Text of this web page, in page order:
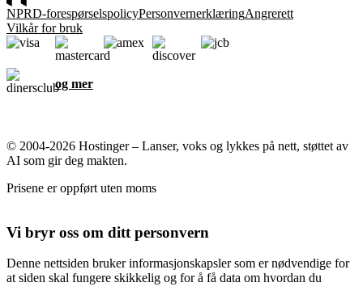
NPRD-forespørselspolicyPersonvernerklæringAngrerett
Vilkår for bruk
og mer
© 2004-2026 Hostinger – Lanser, voks og lykkes på nett, støttet av
AI som gir deg makten.
Prisene er oppført uten moms
Vi bryr oss om ditt personvern
Denne nettsiden bruker informasjonskapsler som er nødvendige for
at siden skal fungere skikkelig og for å få data om hvordan du